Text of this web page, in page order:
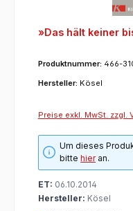
»Das hält keiner
Produktnummer: 466-
Hersteller: Kösel
Preise exkl. MwSt. zzgl.
Um dieses
bittehieran.
ET: 06.10.2014
Hersteller: Kösel